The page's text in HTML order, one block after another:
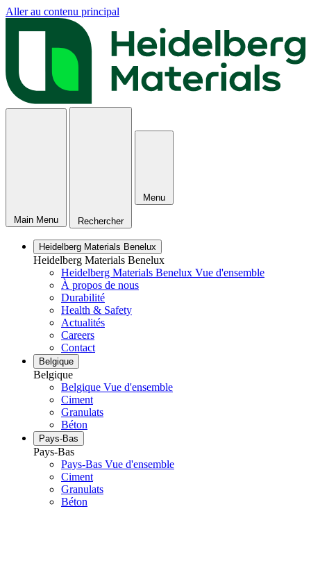
Aller au contenu principal
Main Menu Rechercher
Menu
Heidelberg Materials Benelux
Heidelberg Materials Benelux
Heidelberg Materials Benelux Vue d'ensemble
À propos de nous
Durabilité
Health & Safety
Actualités
Careers
Contact
Belgique
Belgique
Belgique Vue d'ensemble
Ciment
Granulats
Béton
Pays-Bas
Pays-Bas
Pays-Bas Vue d'ensemble
Ciment
Granulats
Béton